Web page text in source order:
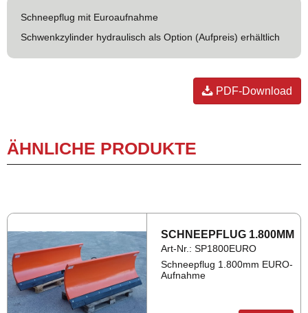
Schneepflug mit Euroaufnahme
Schwenkzylinder hydraulisch als Option (Aufpreis) erhältlich
PDF-Download
ÄHNLICHE PRODUKTE
SCHNEE­PFLUG 1.800MM
Art-Nr.: SP1800EURO
Schneepflug 1.800mm EURO-
Aufnahme